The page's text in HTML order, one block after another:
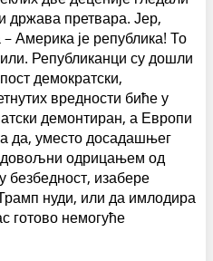
држава претвара. Јер,
Америка је република! То
Републиканци су дошли
демократски,
вредности биће у
демонтиран, а Европи
да, уместо досадашњег
одрицањем од
безбедност, изабере
Трамп нуди, или да имлодира
готово немогуће